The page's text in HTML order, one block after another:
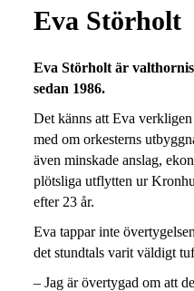
Eva Störholt
Eva Störholt är
sedan 1986.
Det känns att Eva
med om orkesterns
även minskade anslag,
plötsliga utflytten ur
efter 23 år.
Eva tappar inte
det stundtals varit väldigt
– Jag är övertygad om att